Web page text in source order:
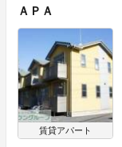
ＡＰＡ
賃貸アパート